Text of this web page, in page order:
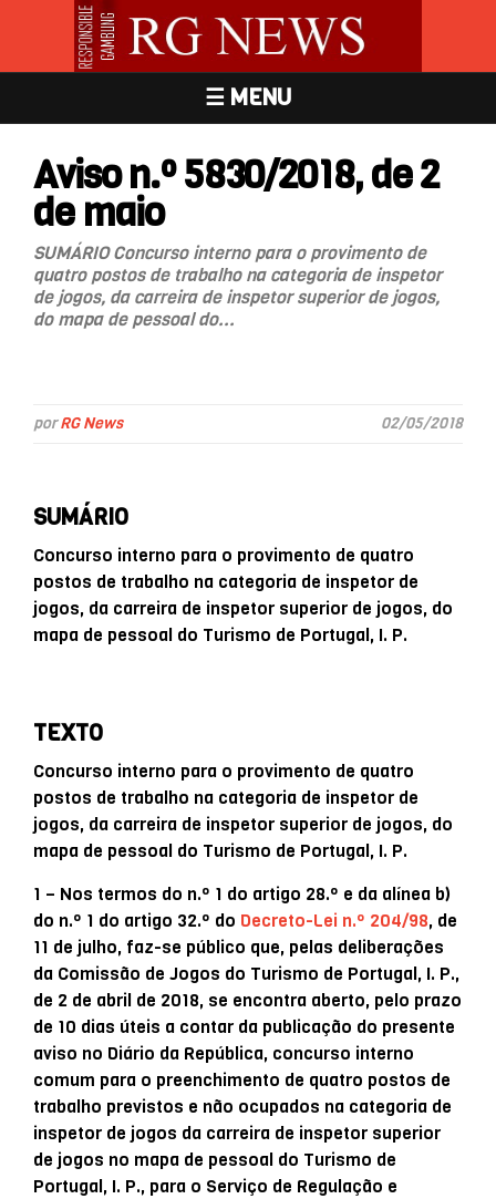
☰ MENU
Aviso n.º 5830/2018, de 2
de maio
SUMÁRIO Concurso interno para o provimento de
quatro postos de trabalho na categoria de inspetor
de jogos, da carreira de inspetor superior de jogos,
do mapa de pessoal do...
porRG News 02/05/2018
SUMÁRIO
Concurso interno para o provimento de quatro
postos de trabalho na categoria de inspetor de
jogos, da carreira de inspetor superior de jogos, do
mapa de pessoal do Turismo de Portugal, I. P.
TEXTO
Concurso interno para o provimento de quatro
postos de trabalho na categoria de inspetor de
jogos, da carreira de inspetor superior de jogos, do
mapa de pessoal do Turismo de Portugal, I. P.
1 – Nos termos do n.º 1 do artigo 28.º e da alínea b)
do n.º 1 do artigo 32.º do Decreto-Lei n.º 204/98, de
11 de julho, faz-se público que, pelas deliberações
da Comissão de Jogos do Turismo de Portugal, I. P.,
de 2 de abril de 2018, se encontra aberto, pelo prazo
de 10 dias úteis a contar da publicação do presente
aviso no Diário da República, concurso interno
comum para o preenchimento de quatro postos de
trabalho previstos e não ocupados na categoria de
inspetor de jogos da carreira de inspetor superior
de jogos no mapa de pessoal do Turismo de
Portugal, I. P., para o Serviço de Regulação e